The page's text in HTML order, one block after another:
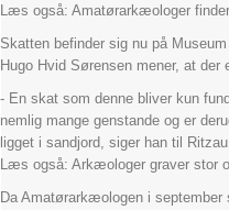
Læs også: Amatørarkæologer
Skatten befinder sig nu på
Hugo Hvid Sørensen mener, at
- En skat som denne bliver kun
nemlig mange genstande og er
ligget i sandjord, siger han til
Læs også: Arkæologer graver stor
Da Amatørarkæologen i